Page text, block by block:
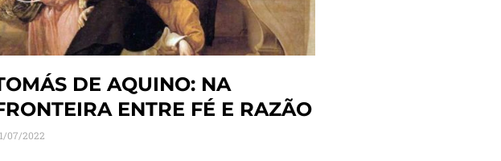
DE AQUINO: NA
ENTRE FÉ E RAZÃO
07/2022